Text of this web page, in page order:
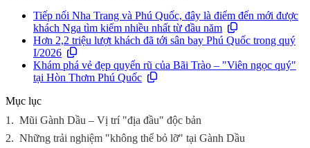
Tiếp nối Nha Trang và Phú Quốc, đây là điểm đến mới được
khách Nga tìm kiếm nhiều nhất từ đầu năm
Hơn 2,2 triệu lượt khách đã tới sân bay Phú Quốc trong quý
I/2026
Khám phá vẻ đẹp quyến rũ của Bãi Trào – "Viên ngọc quý"
tại Hòn Thơm Phú Quốc
Mục lục
1. Mũi Gành Dầu – Vị trí "địa đầu" độc bản
2. Những trải nghiệm "không thể bỏ lỡ" tại Gành Dầu